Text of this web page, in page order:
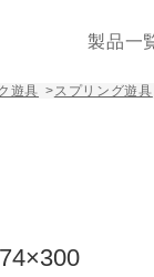
製品一
遊具 >スプリング遊具